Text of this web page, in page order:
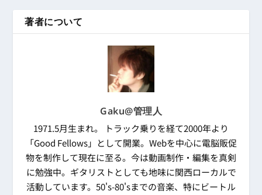
著者について
Gaku@管理人
1971.5月生まれ。 トラック乗りを経て2000年より
「Good Fellows」として開業。Webを中心に電脳販促
物を制作して現在に至る。今は動画制作・編集を真剣
に勉強中。ギタリストとしても地味に関西ローカルで
活動しています。50's-80'sまでの音楽、特にビートル